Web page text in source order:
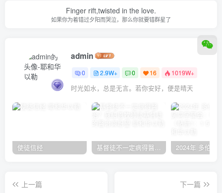
Finger rift,twisted in the love.
如果你为着错过夕阳而哭泣，那么你就要错群星了
admin
0 2.9W+ 0 16 1019W+
时光如水，总是无言。若你安好，便是晴天
使徒信经 基督徒不一定病得醫治？寇紹恩牧師談基督徒的醫治與盼望
上一篇
下一篇